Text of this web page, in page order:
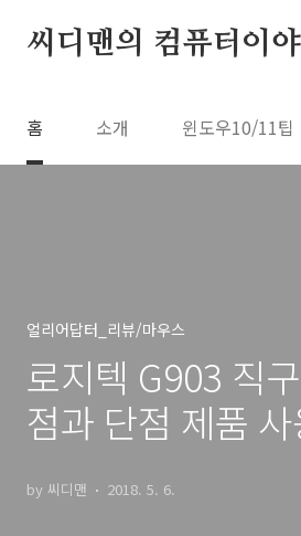
씨디맨의 컴퓨터이야
홈 소개 윈도우10/11팁
얼리어답터_리뷰/마우스
로지텍 G903 직
점과 단점 제품 사
by 씨디맨 2018. 5. 6.